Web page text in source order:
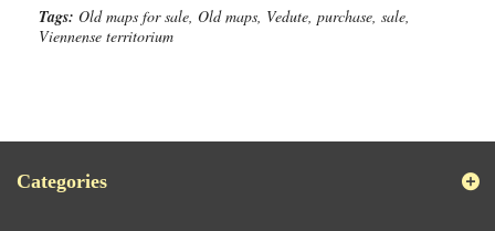
Tags: Old maps for sale, Old maps, Vedute, purchase, sale,
Viennense territorium
Categories